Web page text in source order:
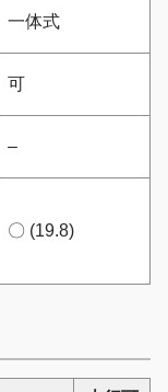
一体式
可
–
〇 (19.8)